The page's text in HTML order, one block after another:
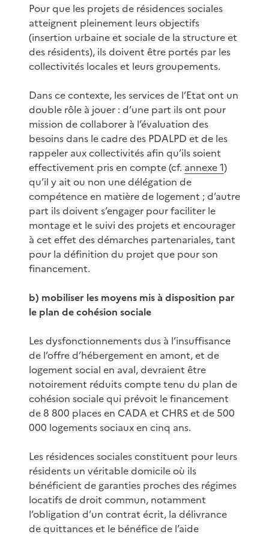
Pour que les projets de résidences sociales
atteignent pleinement leurs objectifs
(insertion urbaine et sociale de la structure et
des résidents), ils doivent être portés par les
collectivités locales et leurs groupements.
Dans ce contexte, les services de l’Etat ont un
double rôle à jouer : d’une part ils ont pour
mission de collaborer à l’évaluation des
besoins dans le cadre des PDALPD et de les
rappeler aux collectivités afin qu’ils soient
effectivement pris en compte (cf. annexe 1)
qu’il y ait ou non une délégation de
compétence en matière de logement ; d’autre
part ils doivent s’engager pour faciliter le
montage et le suivi des projets et encourager
à cet effet des démarches partenariales, tant
pour la définition du projet que pour son
financement.
b) mobiliser les moyens mis à disposition par
le plan de cohésion sociale
Les dysfonctionnements dus à l’insuffisance
de l’offre d’hébergement en amont, et de
logement social en aval, devraient être
notoirement réduits compte tenu du plan de
cohésion sociale qui prévoit le financement
de 8 800 places en CADA et CHRS et de 500
000 logements sociaux en cinq ans.
Les résidences sociales constituent pour leurs
résidents un véritable domicile où ils
bénéficient de garanties proches des régimes
locatifs de droit commun, notamment
l’obligation d’un contrat écrit, la délivrance
de quittances et le bénéfice de l’aide